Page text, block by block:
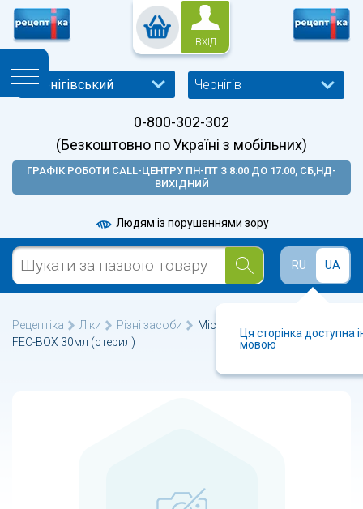
ВХІД
Чернігів
0-800-302-302
(Безкоштовно по Україні з мобільних)
ГРАФІК РОБОТИ CALL-ЦЕНТРУ ПН-ПТ З 8:00 ДО 17:00, СБ,НД-
ВИХІДНИЙ
Людям із порушеннями зору
RU UA
Ця сторінка доступна
мовою
Рецептіка Ліки Різні засоби
Місткість для забору калу
FEC-BOX 30мл (стерил)